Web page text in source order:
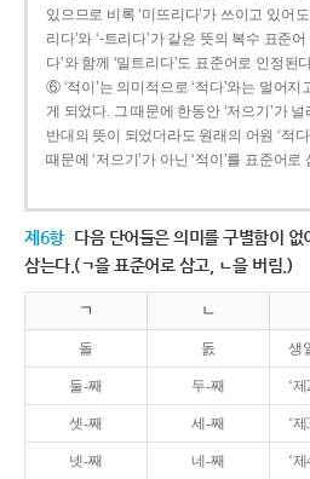
있으므로 비록 ‘미뜨리다’가 쓰이고 있어
리다’와 ‘-트리다’가 같은 뜻의 복수 표준
다’와 함께 ‘밀트리다’도 표준어로 인정된
⑥ ‘적이’는 의미적으로 ‘적다’와는 멀어지
게 되었다. 그 때문에 한동안 ‘저으기’가
반대의 뜻이 되었더라도 원래의 어원 ‘적
때문에 ‘저으기’가 아닌 ‘적이’를 표준어로
제6항 다음 단어들은 의미를 구별함이
삼는다.(ㄱ을 표준어로 삼고, ㄴ을 버림.)
ㄱ ㄴ
돌 돐 생
둘-째 두-째 ‘
셋-째 세-째 ‘
넷-째 네-째 ‘